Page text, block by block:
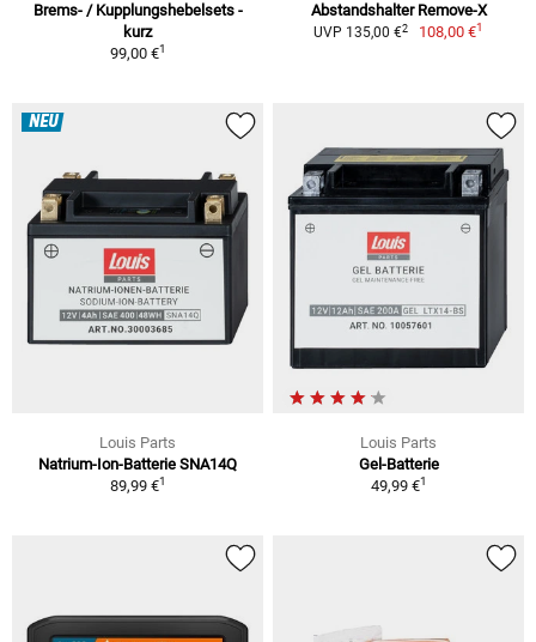
Brems- / Kupplungshebelsets -
kurz
99,00 €1
Abstandshalter Remove-X
UVP 135,00 €2 108,00 €1
NEU
Louis Parts
Natrium-Ion-Batterie SNA14Q
89,99 €1
Louis Parts
Gel-Batterie
49,99 €1